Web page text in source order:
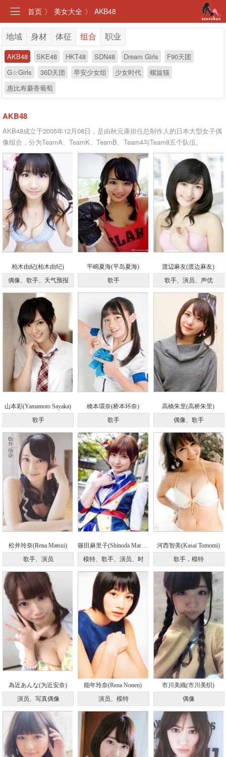
首页 〉 美女大全 〉 AKB48
地域 身材 体征 组合 职业
AKB48 SKE48 HKT48 SDN48 Dream Girls
F90天团
G☆Girls
36D天团 早安少女组 少女时代
螺旋猫
惠比寿麝香葡萄
AKB48
AKB48成立于2005年12月08日，是由秋元康担任总制作人的日本大型女子偶
像组合，分为TeamA、TeamK、TeamB、Team4与Team8五个队伍。
柏木由紀(柏木由纪)
偶像、歌手、天气预报
平嶋夏海(平岛夏海)
歌手
渡辺麻友(渡边麻友)
歌手、演员、声优
山本彩(Yamamoto Sayaka)
歌手
橋本環奈(桥本环奈)
歌手
高橋朱里(高桥朱里)
偶像、歌手
松井玲奈(Rena Matsui)
歌手、演员
篠田麻里子(Shinoda Mariko)
模特、歌手、演员、时
河西智美(Kasai Tomomi)
歌手，模特
為近あんな(为近安奈)
演员、写真偶像
能年玲奈(Rena Nonen)
演员、模特
市川美織(市川美织)
偶像